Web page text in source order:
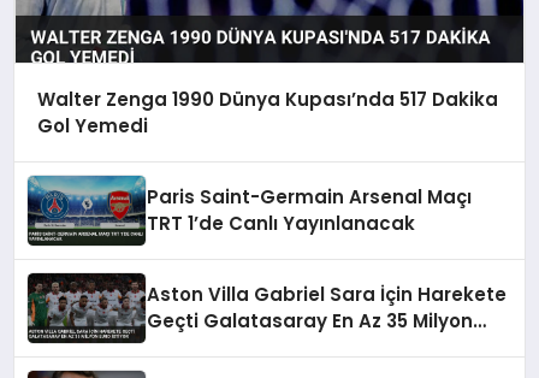
Walter Zenga 1990 Dünya Kupası’nda 517 Dakika
Gol Yemedi
Paris Saint-Germain Arsenal Maçı
TRT 1’de Canlı Yayınlanacak
Aston Villa Gabriel Sara İçin Harekete
Geçti Galatasaray En Az 35 Milyon